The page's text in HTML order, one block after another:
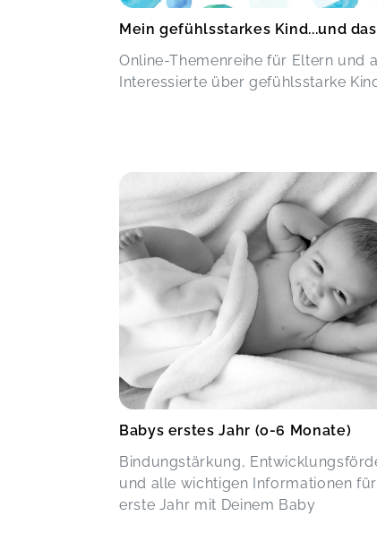
Mein gefühlsstarkes Kind...und
Online-Themenreihe für Eltern und
Interessierte über gefühlsstarke
Babys erstes Jahr (o-6 Monate)
Bindungstärkung,
und alle wichtigen Informationen
erste Jahr mit Deinem Baby